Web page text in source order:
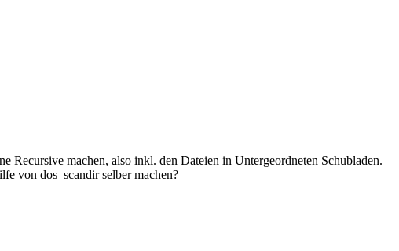
Recursive machen, also inkl. den Dateien in Untergeordneten Schubladen.
von dos_scandir selber machen?